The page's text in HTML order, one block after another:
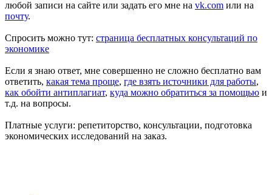
любой записи на сайте или задать его мне на vk.com или на
почту.
Спросить можно тут: страница бесплатных консультаций по
экономике
Если я знаю ответ, мне совершенно не сложно бесплатно вам
ответить, какая тема проще, где взять источники для работы,
как обойти антиплагиат, куда можно обратиться за помощью и
т.д. на вопросы.
Платные услуги: репетиторство, консультации, подготовка
экономических исследований на заказ.